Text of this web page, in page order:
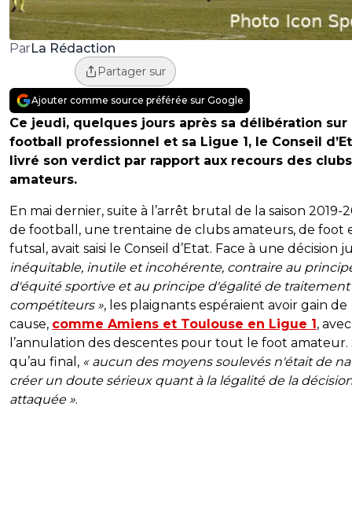
ParLa Rédaction
Partager sur
Ajouter comme source préférée sur Google
Ce jeudi, quelques jours après sa délibération sur
football professionnel et sa Ligue 1, le Conseil
livré son verdict par rapport aux recours des clubs
amateurs.
En mai dernier, suite à l’arrêt brutal de la saison 2019-
de football, une trentaine de clubs amateurs, de foot
futsal, avait saisi le Conseil d’Etat. Face à une décision
inéquitable, inutile et incohérente, contraire au
d'équité sportive et au principe d'égalité de
compétiteurs », les plaignants espéraient avoir gain de
cause, comme Amiens et Toulouse en Ligue 1, avec
l’annulation des descentes pour tout le foot amateur.
qu’au final, « aucun des moyens soulevés n'était de
créer un doute sérieux quant à la légalité de la
attaquée ».